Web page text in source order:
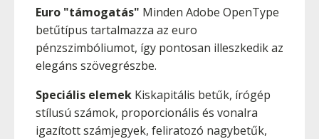
Euro "támogatás" Minden Adobe OpenType
betűtípus tartalmazza az euro
pénzszimbóliumot, így pontosan illeszkedik az
elegáns szövegrészbe.
Speciális elemek Kiskapitális betűk, írógép
stílusú számok, proporcionális és vonalra
igazított számjegyek, feliratozó nagybetűk,